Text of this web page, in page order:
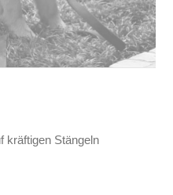
kräftigen Stängeln